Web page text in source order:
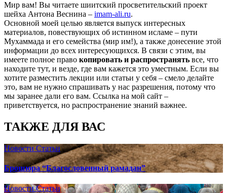
Мир вам! Вы читаете шиитский просветительский проект
шейха Антона Веснина – imam-ali.ru.
Основной моей целью является выпуск интересных
материалов, повествующих об истинном исламе – пути
Мухаммада и его семейства (мир им!), а также донесение этой
информации до всех интересующихся. В связи с этим, вы
имеете полное право копировать и распространять все, что
находите тут, и везде, где вам кажется это уместным. Если вы
хотите разместить лекции или статьи у себя – смело делайте
это, вам не нужно спрашивать у нас разрешения, потому что
мы заранее дали его вам. Ссылка на мой сайт –
приветствуется, но распространение знаний важнее.
ТАКЖЕ ДЛЯ ВАС
НовостиСтатьи
Брошюра “Благословенный рамадан”
НовостиСтатьи